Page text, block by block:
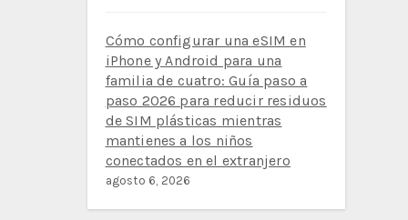
Cómo configurar una eSIM en
iPhone y Android para una
familia de cuatro: Guía paso a
paso 2026 para reducir residuos
de SIM plásticas mientras
mantienes a los niños
conectados en el extranjero
agosto 6, 2026